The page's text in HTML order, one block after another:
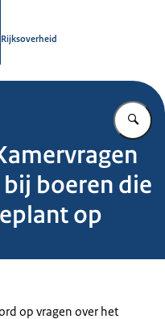
Rijksoverheid
boeren die
op
op vragen over het